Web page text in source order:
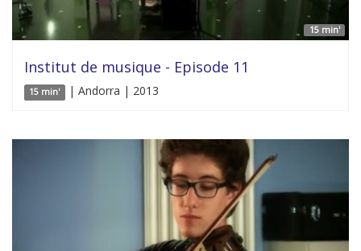
15 min'
Institut de musique - Episode 11
15 min' | Andorra | 2013